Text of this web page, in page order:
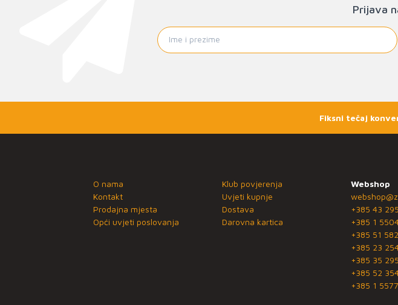
Prijava
Fiksni tečaj
O nama
Kontakt
Prodajna mjesta
Opći uvjeti poslovanja
Klub povjerenja
Uvjeti kupnje
Dostava
Darovna kartica
Webshop
+385 43
+385 1
+385 51
+385 23
+385 35
+385 52
+385 1